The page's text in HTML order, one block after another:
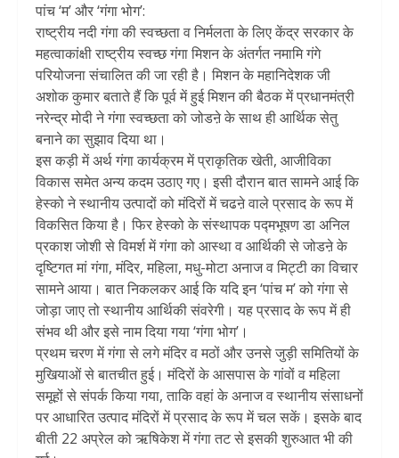
पांच ‘म’ और ‘गंगा भोग’:
राष्ट्रीय नदी गंगा की स्वच्छता व निर्मलता के लिए केंद्र सरकार के
महत्वाकांक्षी राष्ट्रीय स्वच्छ गंगा मिशन के अंतर्गत नमामि गंगे
परियोजना संचालित की जा रही है। मिशन के महानिदेशक जी
अशोक कुमार बताते हैं कि पूर्व में हुई मिशन की बैठक में प्रधानमंत्री
नरेन्द्र मोदी ने गंगा स्वच्छता को जोडऩे के साथ ही आर्थिक सेतु
बनाने का सुझाव दिया था।
इस कड़ी में अर्थ गंगा कार्यक्रम में प्राकृतिक खेती, आजीविका
विकास समेत अन्य कदम उठाए गए। इसी दौरान बात सामने आई कि
हेस्को ने स्थानीय उत्पादों को मंदिरों में चढऩे वाले प्रसाद के रूप में
विकसित किया है। फिर हेस्को के संस्थापक पद्मभूषण डा अनिल
प्रकाश जोशी से विमर्श में गंगा को आस्था व आर्थिकी से जोडऩे के
दृष्टिगत मां गंगा, मंदिर, महिला, मधु-मोटा अनाज व मिट्टी का विचार
सामने आया। बात निकलकर आई कि यदि इन ‘पांच म’ को गंगा से
जोड़ा जाए तो स्थानीय आर्थिकी संवरेगी। यह प्रसाद के रूप में ही
संभव थी और इसे नाम दिया गया ‘गंगा भोग’।
प्रथम चरण में गंगा से लगे मंदिर व मठों और उनसे जुड़ी समितियों के
मुखियाओं से बातचीत हुई। मंदिरों के आसपास के गांवों व महिला
समूहों से संपर्क किया गया, ताकि वहां के अनाज व स्थानीय संसाधनों
पर आधारित उत्पाद मंदिरों में प्रसाद के रूप में चल सकें। इसके बाद
बीती 22 अप्रेल को ऋषिकेश में गंगा तट से इसकी शुरुआत भी की